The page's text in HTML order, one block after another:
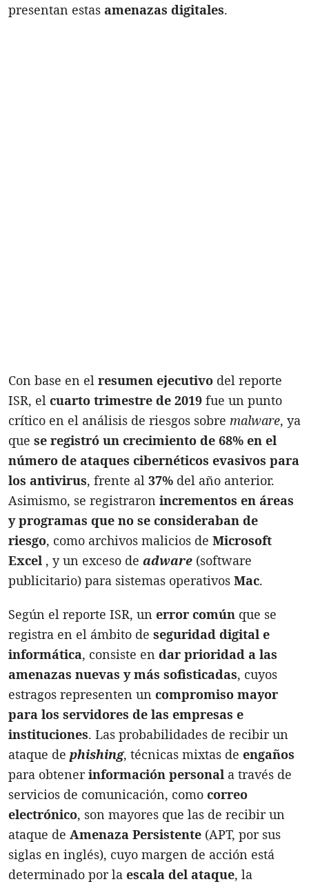
presentan estas amenazas digitales.
Con base en el resumen ejecutivo del reporte
ISR, el cuarto trimestre de 2019 fue un punto
crítico en el análisis de riesgos sobre malware, ya
que se registró un crecimiento de 68% en el
número de ataques cibernéticos evasivos para
los antivirus, frente al 37% del año anterior.
Asimismo, se registraron incrementos en áreas
y programas que no se consideraban de
riesgo, como archivos malicios de Microsoft
Excel , y un exceso de adware (software
publicitario) para sistemas operativos Mac.
Según el reporte ISR, un error común que se
registra en el ámbito de seguridad digital e
informática, consiste en dar prioridad a las
amenazas nuevas y más sofisticadas, cuyos
estragos representen un compromiso mayor
para los servidores de las empresas e
instituciones. Las probabilidades de recibir un
ataque de phishing, técnicas mixtas de engaños
para obtenerinformación personal a través de
servicios de comunicación, como correo
electrónico, son mayores que las de recibir un
ataque de Amenaza Persistente (APT, por sus
siglas en inglés), cuyo margen de acción está
determinado por la escala del ataque, la